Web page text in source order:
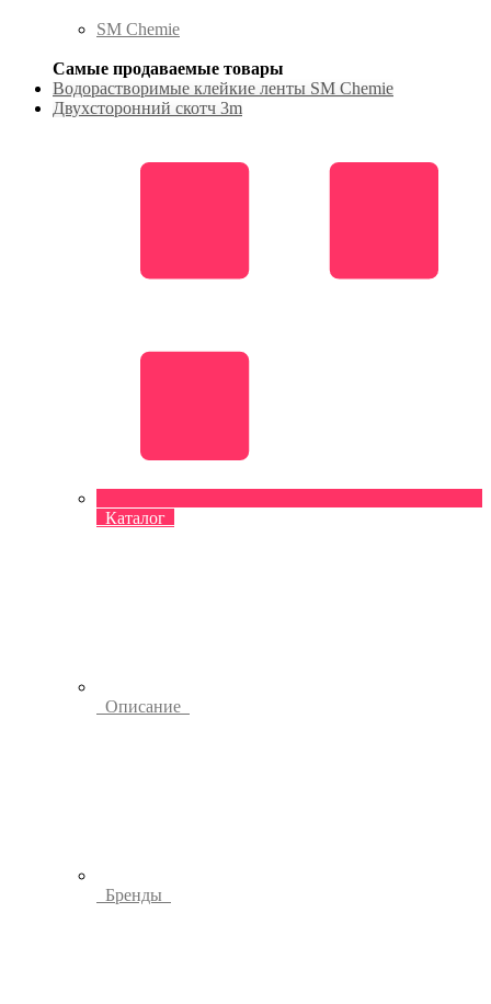
SM Chemie
Самые продаваемые товары
Водорастворимые клейкие ленты SM Chemie
Двухсторонний скотч 3m
Каталог
Описание
Бренды